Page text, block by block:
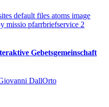
Gebetsgemeinschaft